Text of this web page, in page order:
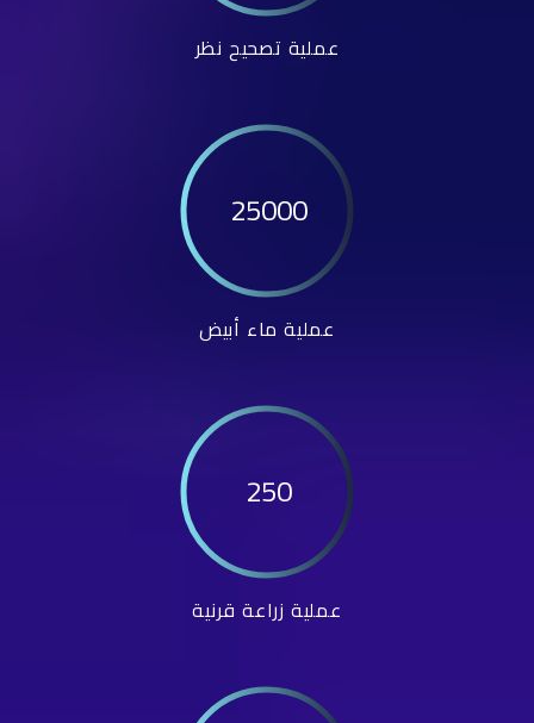
عملية تصحيح نظر
25000
عملية ماء أبيض
250
عملية زراعة قرنية